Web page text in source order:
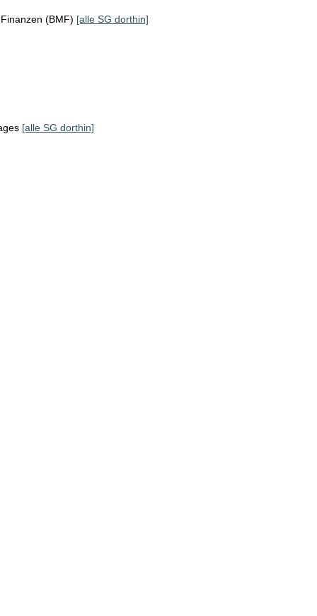
(BMF) [alle SG dorthin]
[alle SG dorthin]